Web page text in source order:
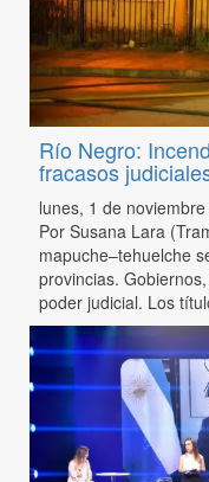
Río Negro:
fracasos
lunes, 1 de noviembre
Por Susana Lara
mapuche–tehuelche
provincias.
poder judicial. Los